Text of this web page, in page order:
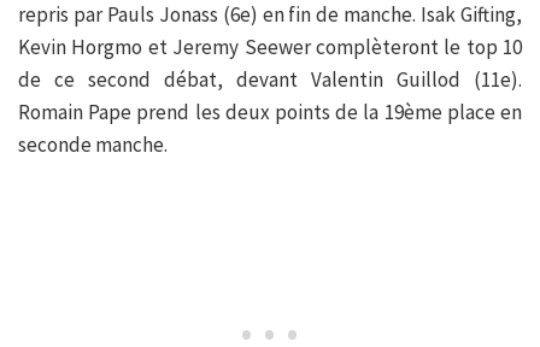
repris par Pauls Jonass (6e) en fin de manche. Isak Gifting,
Kevin Horgmo et Jeremy Seewer complèteront le top 10
de ce second débat, devant Valentin Guillod (11e).
Romain Pape prend les deux points de la 19ème place en
seconde manche.